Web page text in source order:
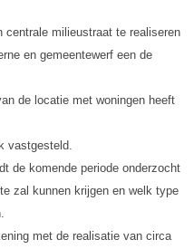
centrale milieustraat te realiseren
en gemeentewerf een de
de locatie met woningen heeft
vastgesteld.
de komende periode onderzocht
zal kunnen krijgen en welk type
met de realisatie van circa